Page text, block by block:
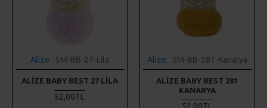
Alize SM-BB-27-Lila
ALIZE BABY BEST 27 LILA
52,00TL
Alize SM-BB-281-Kanarya
ALIZE BABY BEST 281
KANARYA
52,00TL